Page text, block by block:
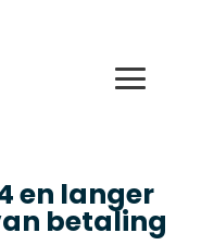
en langer
betaling